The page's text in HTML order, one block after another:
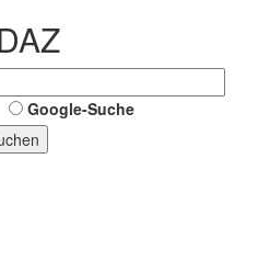
Google-Suche